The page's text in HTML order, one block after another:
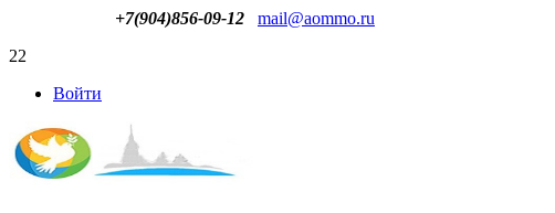
+7(904)856-09-12
mail@aommo.ru
22
Войти